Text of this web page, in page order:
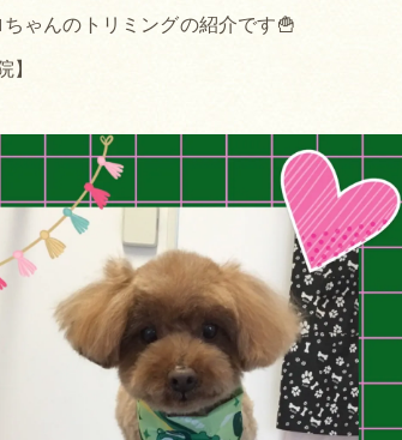
ゃんのトリミングの紹介です🍟